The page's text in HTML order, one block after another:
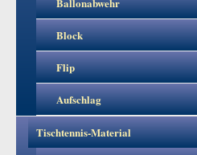
Block
Flip
Aufschlag
Tischtennis-Material